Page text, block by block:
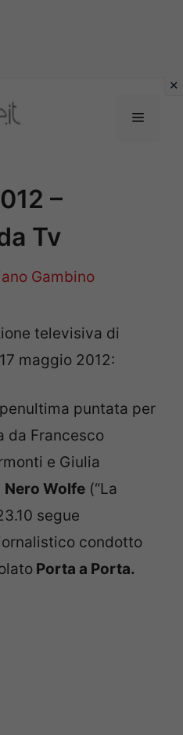
Menu
–
Tv
Gambino
televisiva di
maggio 2012:
penultima puntata per
da Francesco
e Giulia
Nero Wolfe (“La
segue
condotto
Porta a Porta.